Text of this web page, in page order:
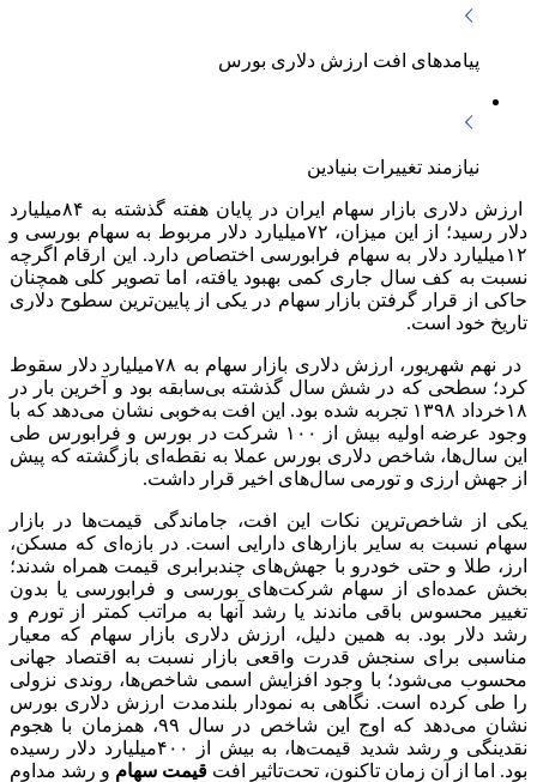
پیامدهای افت ارزش دلاری بورس
نیازمند تغییرات بنیادین
ارزش دلاری بازار سهام ایران در پایان هفته گذشته به ۸۴‌میلیارد
دلار رسید؛ از این میزان، ۷۲‌میلیارد دلار مربوط به سهام بورسی و
۱۲‌میلیارد دلار به سهام فرابورسی اختصاص دارد. این ارقام اگرچه
نسبت به کف سال جاری کمی بهبود یافته، اما تصویر کلی همچنان
حاکی از قرار گرفتن بازار سهام در یکی از پایین‌ترین سطوح دلاری
تاریخ خود است.
در نهم شهریور، ارزش دلاری بازار سهام به ۷۸‌میلیارد دلار سقوط
کرد؛ سطحی که در شش سال گذشته بی‌سابقه بود و آخرین بار در
۱۸خرداد ۱۳۹۸ تجربه شده بود. این افت به‌خوبی نشان می‌دهد که با
وجود عرضه اولیه بیش از ۱۰۰ شرکت در بورس و فرابورس طی
این سال‌ها، شاخص دلاری بورس عملا به نقطه‌ای بازگشته که پیش
از جهش ارزی و تورمی سال‌های اخیر قرار داشت.
یکی از شاخص‌ترین نکات این افت، جاماندگی قیمت‌ها در بازار
سهام نسبت به سایر بازارهای دارایی است. در بازه‌ای که مسکن،
ارز، طلا و حتی خودرو با جهش‌های چندبرابری قیمت همراه شدند؛
بخش عمده‌ای از سهام شرکت‌های بورسی و فرابورسی یا بدون
تغییر محسوس باقی ماندند یا رشد آنها به مراتب کمتر از تورم و
رشد دلار بود. به همین دلیل، ارزش دلاری بازار سهام که معیار
مناسبی برای سنجش قدرت واقعی بازار نسبت به اقتصاد جهانی
محسوب می‌شود؛ با وجود افزایش اسمی شاخص‌ها، روندی نزولی
را طی کرده است. نگاهی به نمودار بلندمدت ارزش دلاری بورس
نشان می‌دهد که اوج این شاخص در سال ۹۹، همزمان با هجوم
نقدینگی و رشد شدید قیمت‌ها، به بیش از ۴۰۰‌میلیارد دلار رسیده
بود. اما از آن زمان تاکنون، تحت‌تاثیر افت قیمت سهام و رشد مداوم